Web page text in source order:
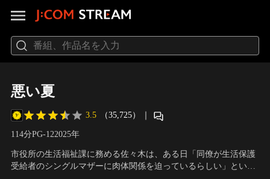
悪い夏
3.5 （35,725） ｜
114分PG-122025年
市役所の生活福祉課に務める佐々木は、ある日「同僚が生活保護
受給者のシングルマザーに肉体関係を迫っているらしい」という